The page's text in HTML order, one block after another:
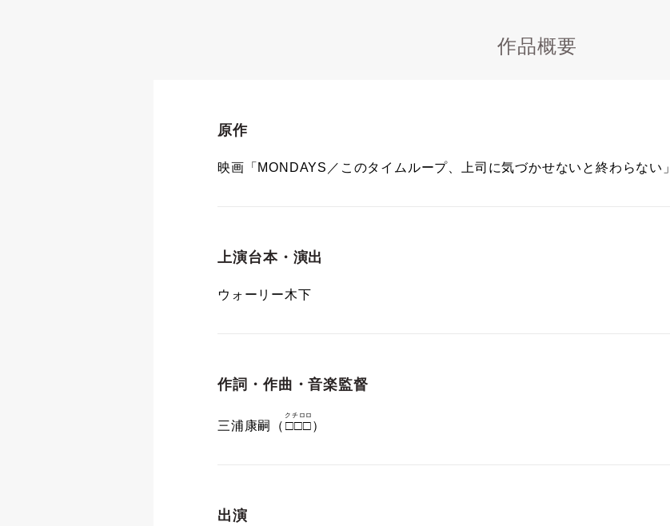
作品概要
原作
映画「MONDAYS／このタイムループ、上司に気づかせないと終わらない
上演台本・演出
ウォーリー木下
作詞・作曲・音楽監督
三浦康嗣（ □□□
クチロロ
）
出演